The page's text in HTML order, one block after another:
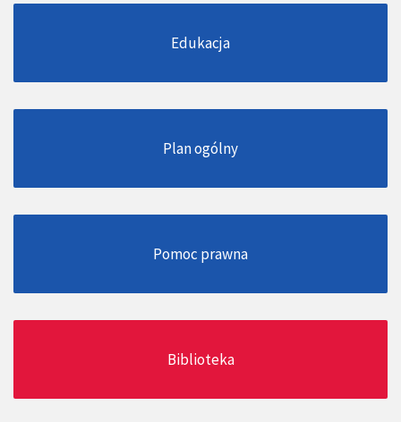
Edukacja
Plan ogólny
Pomoc prawna
Biblioteka